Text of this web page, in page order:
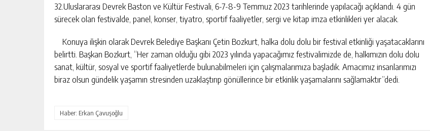
32.Uluslararası Devrek Baston ve Kültür Festivali, 6-7-8-9 Temmuz 2023 tarihlerinde yapılacağı açıklandı. 4 gün
sürecek olan festivalde, panel, konser, tiyatro, sportif faaliyetler, sergi ve kitap imza etkinlikleri yer alacak.
Konuya ilişkin olarak Devrek Belediye Başkanı Çetin Bozkurt, halka dolu dolu bir festival etkinliği yaşatacaklarını
belirtti. Başkan Bozkurt, “Her zaman olduğu gibi 2023 yılında yapacağımız festivalimizde de, halkımızın dolu dolu
sanat, kültür, sosyal ve sportif faaliyetlerde bulunabilmeleri için çalışmalarımıza başladık. Amacımız insanlarımızı
biraz olsun gündelik yaşamın stresinden uzaklaştırıp gönüllerince bir etkinlik yaşamalarını sağlamaktır”dedi.
Haber: Erkan Çavuşoğlu